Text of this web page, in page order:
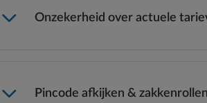
afgelegen
Onzekerheid over actuele
Pincode afkijken & zakkenrollen